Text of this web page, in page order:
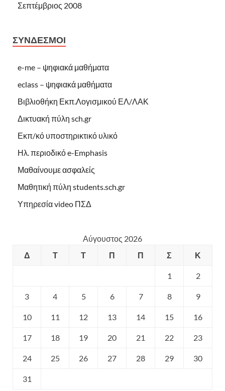
Σεπτέμβριος 2008
ΣΎΝΔΕΣΜΟΙ
e-me – ψηφιακά μαθήματα
eclass – ψηφιακά μαθήματα
Βιβλιοθήκη Εκπ.Λογισμικού ΕΛ/ΛΑΚ
Δικτυακή πύλη sch.gr
Εκπ/κό υποστηρικτικό υλικό
Ηλ. περιοδικό e-Emphasis
Μαθαίνουμε ασφαλείς
Μαθητική πύλη students.sch.gr
Υπηρεσία video ΠΣΔ
Αύγουστος 2026
Δ
Τ Τ Π Π Σ Κ
1 2
3 4 5 6 7 8 9
10 11 12 13 14 15 16
17 18 19 20 21 22 23
24 25 26 27 28 29 30
31